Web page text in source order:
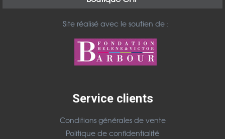
Site réalisé avec le soutien de :
Service clients
Conditions générales de vente
Politique de confidentialité